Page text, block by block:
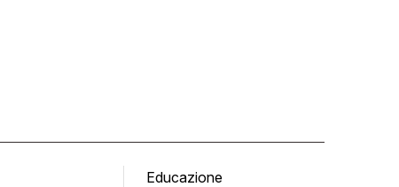
Educazione